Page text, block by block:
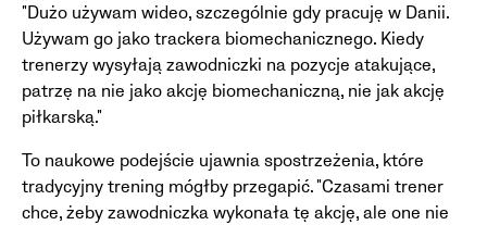
"Dużo używam wideo, szczególnie gdy pracuję w Danii.
Używam go jako trackera biomechanicznego. Kiedy
trenerzy wysyłają zawodniczki na pozycje atakujące,
patrzę na nie jako akcję biomechaniczną, nie jak akcję
piłkarską."
To naukowe podejście ujawnia spostrzeżenia, które
tradycyjny trening mógłby przegapić. "Czasami trener
chce, żeby zawodniczka wykonała tę akcję, ale one nie